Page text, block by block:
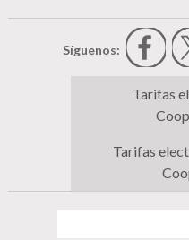
Síguenos:
Tarifas
Tarifas